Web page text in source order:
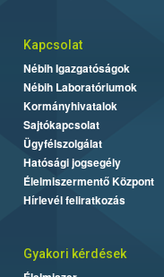
Kapcsolat
Nébih Igazgatóságok
Nébih Laboratóriumok
Kormányhivatalok
Sajtókapcsolat
Ügyfélszolgálat
Hatósági jogsegély
Élelmiszermentő Központ
Hírlevél feliratkozás
Gyakori kérdések